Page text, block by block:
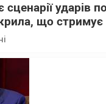
сценарії ударів
що